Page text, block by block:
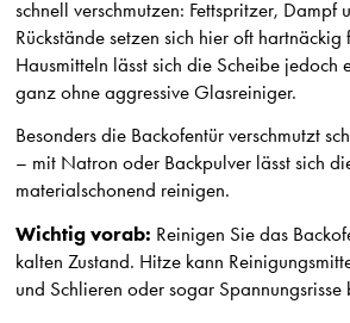
schnell verschmutzen: Fettspritzer, Dampf
Rückstände setzen sich hier oft
Hausmitteln lässt sich die Scheibe jedoch
ganz ohne aggressive Glasreiniger.
Besonders die Backofentür verschmutzt
– mit Natron oder Backpulver lässt sich
materialschonend reinigen.
Wichtig vorab: Reinigen Sie das
kalten Zustand. Hitze kann
und Schlieren oder sogar Spannungsrisse